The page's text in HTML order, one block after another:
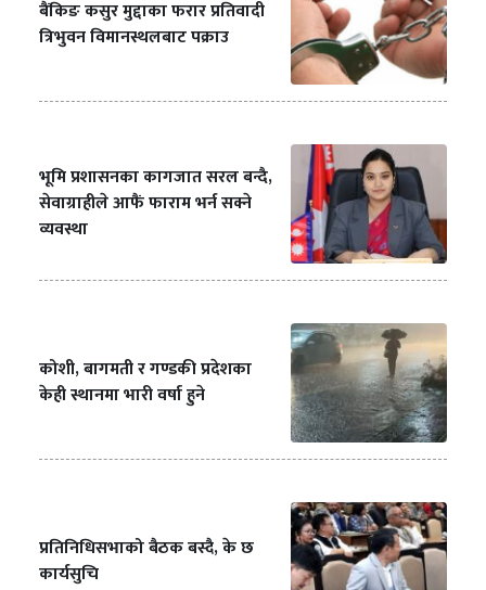
बैंकिङ कसुर मुद्दाका फरार प्रतिवादी
त्रिभुवन विमानस्थलबाट पक्राउ
भूमि प्रशासनका कागजात सरल बन्दै,
सेवाग्राहीले आफैं फाराम भर्न सक्ने
व्यवस्था
कोशी, बागमती र गण्डकी प्रदेशका
केही स्थानमा भारी वर्षा हुने
प्रतिनिधिसभाको बैठक बस्दै, के छ
कार्यसुचि